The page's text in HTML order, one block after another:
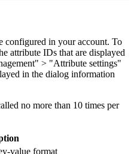
configured in your account. To
attribute IDs that are displayed
> "Attribute settings"
in the dialog information
no more than 10 times per
value format